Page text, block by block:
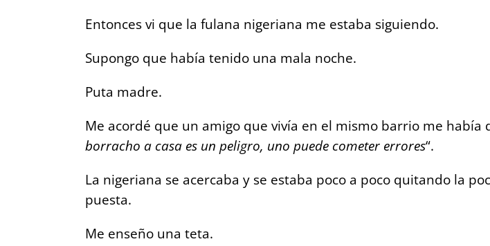
Entonces vi que la fulana nigeriana me estaba siguiendo.
Supongo que había tenido una mala noche.
Puta madre.
Me acordé que un amigo que vivía en el mismo barrio me había
borracho a casa es un peligro, uno puede cometer errores“.
La nigeriana se acercaba y se estaba poco a poco quitando la
puesta.
Me enseño una teta.